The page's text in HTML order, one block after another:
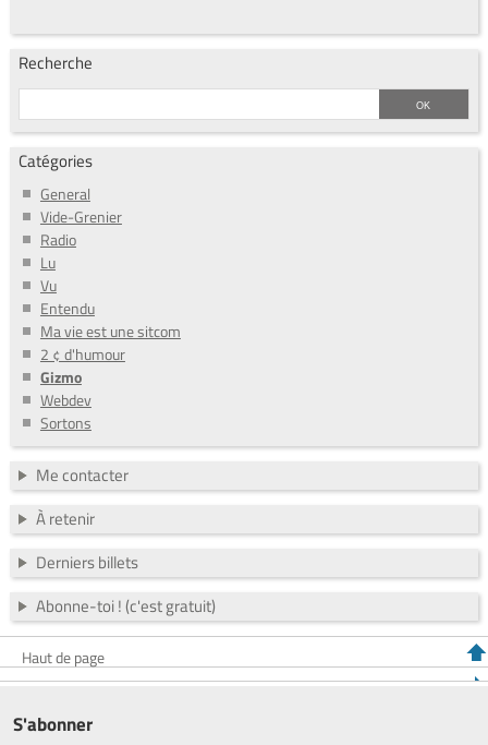
Recherche
Catégories
General
Vide-Grenier
Radio
Lu
Vu
Entendu
Ma vie est une sitcom
2 ¢ d'humour
Gizmo
Webdev
Sortons
Me contacter
À retenir
Derniers billets
Abonne-toi ! (c'est gratuit)
Haut de page
S'abonner